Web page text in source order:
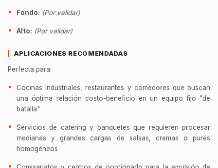
Fondo: (Por validar)
Alto: (Por validar)
APLICACIONES RECOMENDADAS
Perfecta para:
Cocinas industriales, restaurantes y comedores que buscan
una óptima relación costo-beneficio en un equipo fijo "de
batalla"
Servicios de catering y banquetes que requieren procesar
medianas y grandes cargas de salsas, cremas o purés
homogéneos